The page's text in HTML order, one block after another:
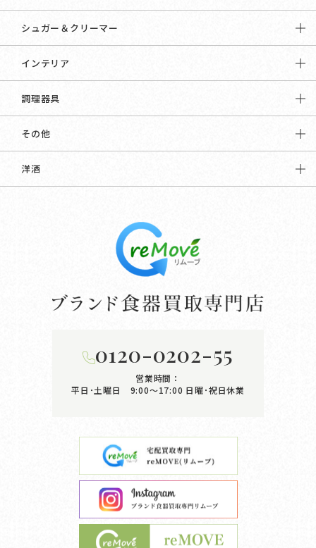
シュガー＆クリーマー
インテリア
調理器具
その他
洋酒
0120-0202-55
営業時間：
平日･土曜日 9:00〜17:00 日曜･祝日休業